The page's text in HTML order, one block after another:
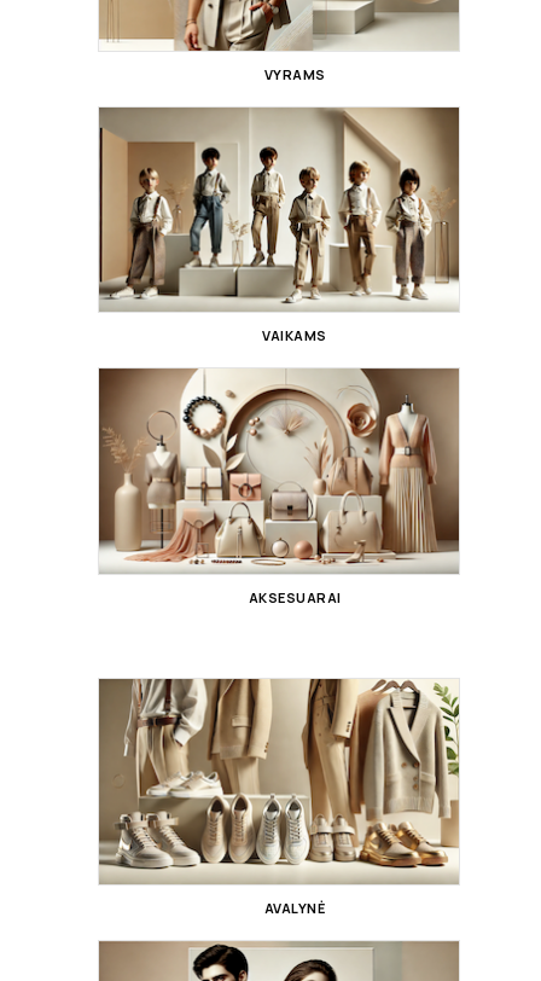
VYRAMS
VAIKAMS
AKSESUARAI
AVALYNĖ